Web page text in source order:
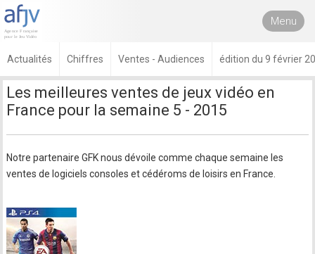
Menu
Actualités Chiffres Ventes - Audiences édition du 9 février
Les meilleures ventes de jeux vidéo en
France pour la semaine 5 - 2015
Notre partenaire GFK nous dévoile comme chaque semaine les
ventes de logiciels consoles et cédéroms de loisirs en France.